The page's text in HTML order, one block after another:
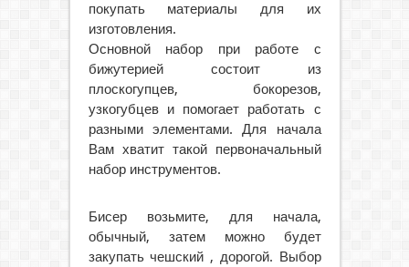
покупать материалы для их
изготовления.
Основной набор при работе с
бижутерией состоит из
плоскогупцев, бокорезов,
узкогубцев и помогает работать с
разными элементами. Для начала
Вам хватит такой первоначальный
набор инструментов.
Бисер возьмите, для начала,
обычный, затем можно будет
закупать чешский , дорогой. Выбор